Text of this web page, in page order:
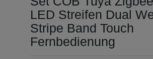
LED Streifen Dual
Stripe Band Touch
Fernbedienung